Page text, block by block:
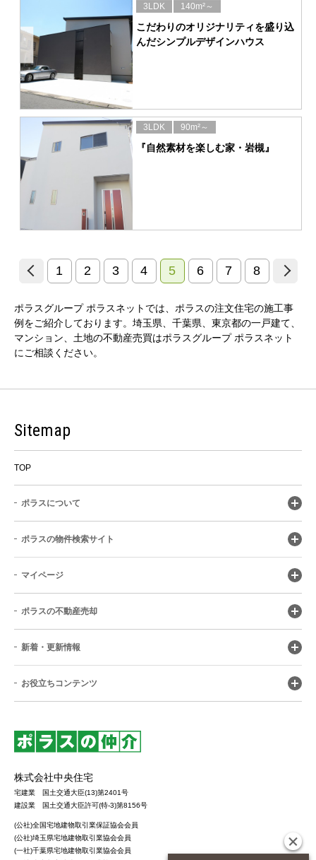
3LDK 140m²～
こだわりのオリジナリティを盛り込
んだシンプルデザインハウス
3LDK 90m²～
『自然素材を楽しむ家・岩槻』
1 2 3 4 5 6 7 8
ポラスグループ ポラスネットでは、ポラスの注文住宅の施工事
例をご紹介しております。埼玉県、千葉県、東京都の一戸建て、
マンション、土地の不動産売買はポラスグループ ポラスネット
にご相談ください。
Sitemap
TOP
ポラスについて
ポラスの物件検索サイト
マイページ
ポラスの不動産売却
新着・更新情報
お役立ちコンテンツ
株式会社中央住宅
宅建業 国土交通大臣(13)第2401号
建設業 国土交通大臣許可(特-3)第8156号
(公社)全国宅地建物取引業保証協会会員
(公社)埼玉県宅地建物取引業協会会員
(一社)千葉県宅地建物取引業協会会員